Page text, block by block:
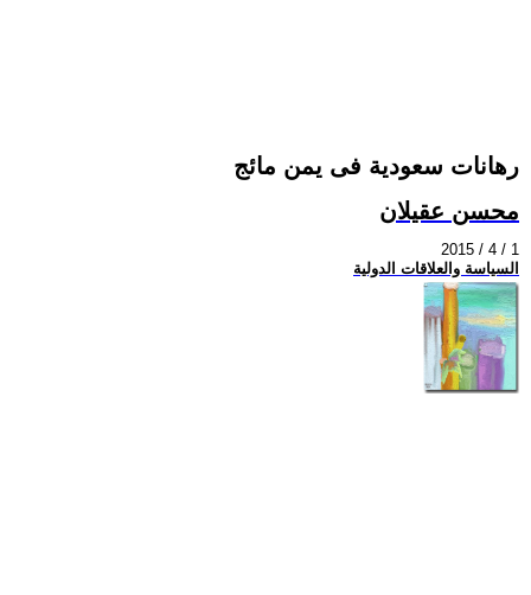
رهانات سعودية فى يمن مائج
محسن عقيلان
2015 / 4 / 1
السياسة والعلاقات الدولية